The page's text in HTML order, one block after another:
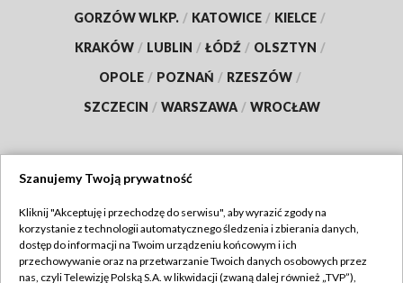
GORZÓW WLKP. / KATOWICE / KIELCE /
KRAKÓW / LUBLIN / ŁÓDŹ / OLSZTYN /
OPOLE / POZNAŃ / RZESZÓW /
SZCZECIN / WARSZAWA / WROCŁAW
TVP
Abonament TVP
Regulamin TVP
Szanujemy Twoją prywatność
Kliknij "Akceptuję i przechodzę do serwisu", aby wyrazić zgody na
korzystanie z technologii automatycznego śledzenia i zbierania danych,
dostęp do informacji na Twoim urządzeniu końcowym i ich
przechowywanie oraz na przetwarzanie Twoich danych osobowych przez
nas, czyli Telewizję Polską S.A. w likwidacji (zwaną dalej również „TVP”),